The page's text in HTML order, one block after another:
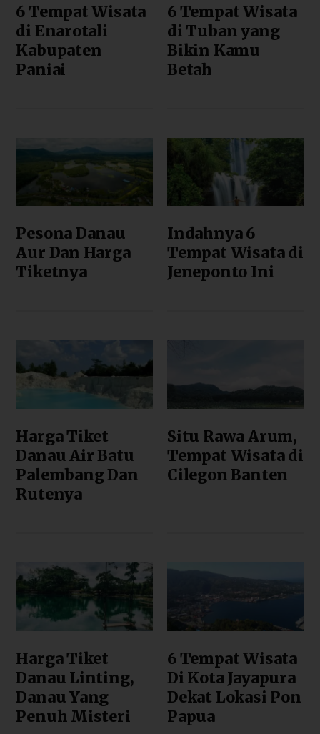
6 Tempat Wisata
di Enarotali
Kabupaten
Paniai
6 Tempat Wisata
di Tuban yang
Bikin Kamu
Betah
Pesona Danau
Aur Dan Harga
Tiketnya
Indahnya 6
Tempat Wisata di
Jeneponto Ini
Harga Tiket
Danau Air Batu
Palembang Dan
Rutenya
Situ Rawa Arum,
Tempat Wisata di
Cilegon Banten
Harga Tiket
Danau Linting,
Danau Yang
Penuh Misteri
6 Tempat Wisata
Di Kota Jayapura
Dekat Lokasi Pon
Papua